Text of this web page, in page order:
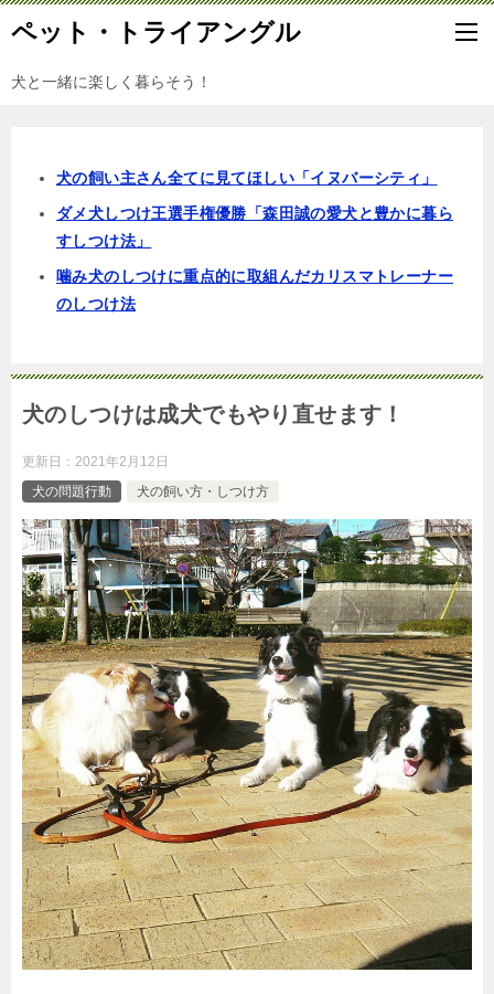
ペット・トライアングル
犬と一緒に楽しく暮らそう！
犬の飼い主さん全てに見てほしい「イヌバーシティ」
ダメ犬しつけ王選手権優勝「森田誠の愛犬と豊かに暮ら
すしつけ法」
噛み犬のしつけに重点的に取組んだカリスマトレーナー
のしつけ法
犬のしつけは成犬でもやり直せます！
更新日： 2021年2月12日
犬の問題行動
犬の飼い方・しつけ方